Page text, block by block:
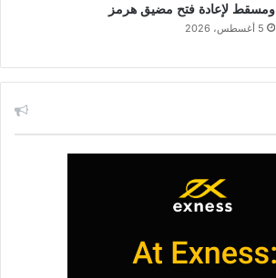
ومسقط لإعادة فتح مضيق هرمز
5 أغسطس، 2026